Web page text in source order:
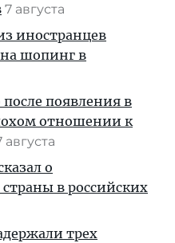
7 августа
иностранцев
на шопинг в
появления в
отношении к
августа
о
в российских
трех